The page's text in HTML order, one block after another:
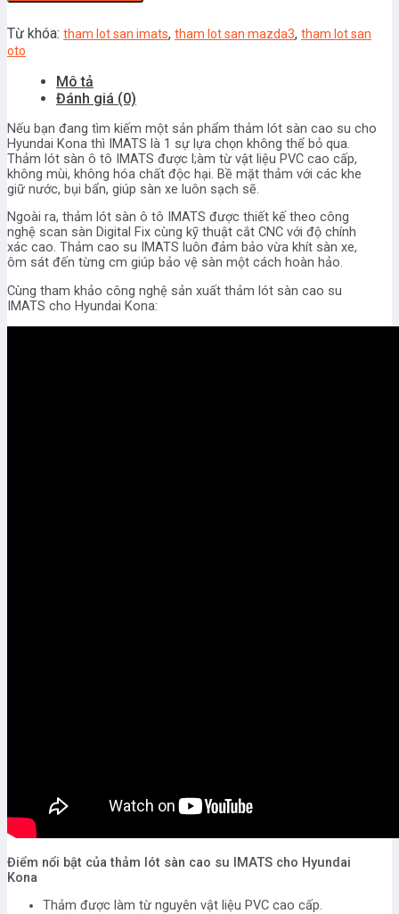
Hyundai
lượng
Từ khóa: tham lot san imats, tham lot san mazda3, tham lot san
oto
Mô tả
Đánh giá (0)
Nếu bạn đang tìm kiếm một sản phẩm thảm lót sàn cao su cho
Hyundai Kona thì IMATS là 1 sự lựa chọn không thể bỏ qua.
Thảm lót sàn ô tô IMATS được l;àm từ vật liệu PVC cao cấp,
không mùi, không hóa chất độc hại. Bề mặt thảm với các khe
giữ nước, bụi bẩn, giúp sàn xe luôn sạch sẽ.
Ngoài ra, thảm lót sàn ô tô IMATS được thiết kế theo công
nghệ scan sàn Digital Fix cùng kỹ thuật cắt CNC với độ chính
xác cao. Thảm cao su IMATS luôn đảm bảo vừa khít sàn xe,
ôm sát đến từng cm giúp bảo vệ sàn một cách hoàn hảo.
Cùng tham khảo công nghệ sản xuất thảm lót sàn cao su
IMATS cho Hyundai Kona:
Điểm nổi bật của thảm lót sàn cao su IMATS cho Hyundai
Kona
Thảm được làm từ nguyên vật liệu PVC cao cấp.